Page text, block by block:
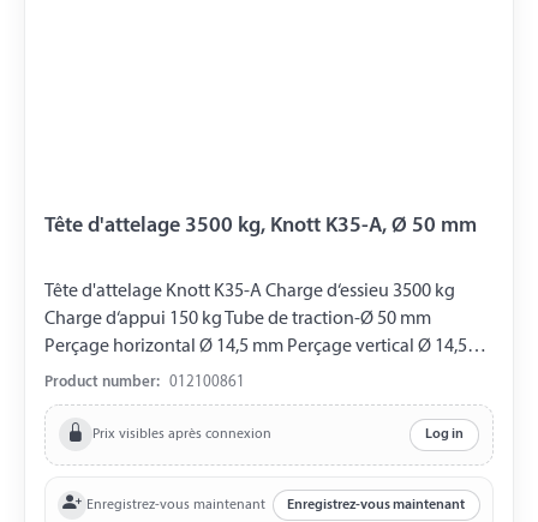
Tête d'attelage 3500 kg, Knott K35-A, Ø 50 mm
Tête d'attelage Knott K35-A Charge d‘essieu 3500 kg
Charge d‘appui 150 kg Tube de traction-Ø 50 mm
Perçage horizontal Ø 14,5 mm Perçage vertical Ø 14,5
mm Distance entre les Perçages 40 mm
Product number: 012100861
Prix visibles après connexion Log in
Enregistrez-vous maintenant Enregistrez-vous maintenant